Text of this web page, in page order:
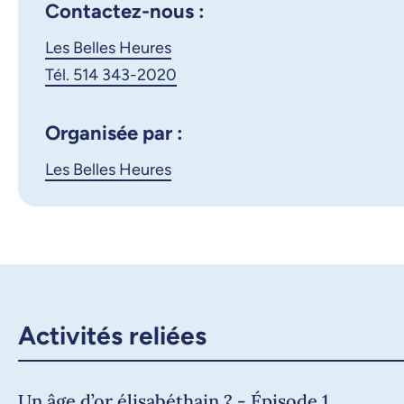
Contactez-nous :
Les Belles Heures
Tél. 514 343-2020
Organisée par :
Les Belles Heures
Activités reliées